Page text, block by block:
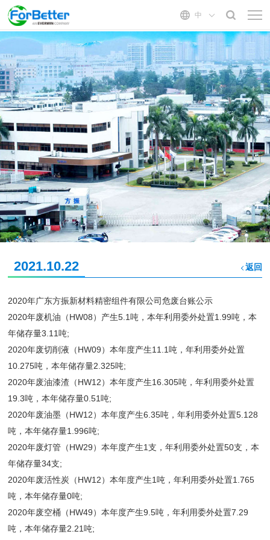
中
关于我们
方振介绍
发展历程
公司文化
组织结构
方振能力
液态硅胶
固体硅胶
成 型
二次加工
自动化
电子类
医疗器械
汽车类
管理服务
质量体系
新闻中心
公司新闻
行业资讯
联系我们
2021.10.22 返回
2020年广东方振新材料精密组件有限公司危废台账公示
2020年废机油（HW08）产生5.1吨，本年利用委外处置1.99吨，本
年储存量3.11吨;
2020年废切削液（HW09）本年度产生11.1吨，年利用委外处置
10.275吨，本年储存量2.325吨;
2020年废油漆渣（HW12）本年度产生16.305吨，年利用委外处置
19.3吨，本年储存量0.51吨;
2020年废油墨（HW12）本年度产生6.35吨，年利用委外处置5.128
吨，本年储存量1.996吨;
2020年废灯管（HW29）本年度产生1支，年利用委外处置50支，本
年储存量34支;
2020年废活性炭（HW12）本年度产生1吨，年利用委外处置1.765
吨，本年储存量0吨;
2020年废空桶（HW49）本年度产生9.5吨，年利用委外处置7.29
吨，本年储存量2.21吨;